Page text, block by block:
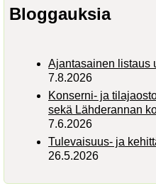
Bloggauksia
Ajantasainen listaus
7.8.2026
Konserni- ja
sekä Lähderannan
7.6.2026
Tulevaisuus- ja
26.5.2026